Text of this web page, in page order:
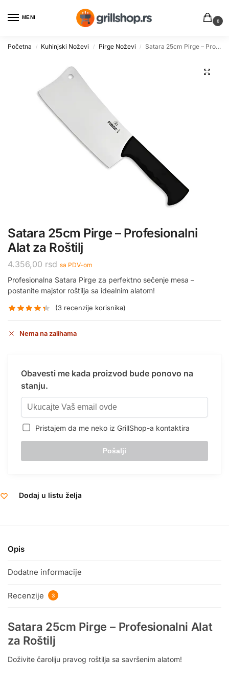
MENI
0
Početna / Kuhinjski Noževi / Pirge Noževi / Satara 25cm Pirge – Profesionalni Alat za Roštilj
Satara 25cm Pirge – Profesionalni
Alat za Roštilj
4.356,00 rsd sa PDV-om
Profesionalna Satara Pirge za perfektno sečenje mesa –
postanite majstor roštilja sa idealnim alatom!
(3 recenzije korisnika)
Nema na zalihama
Obavesti me kada proizvod bude ponovo na
stanju.
Pristajem da me neko iz GrillShop-a kontaktira
Dodaj u listu želja
Opis
Dodatne informacije
Recenzije 3
Satara 25cm Pirge – Profesionalni Alat
za Roštilj
Doživite čaroliju pravog roštilja sa savršenim alatom!